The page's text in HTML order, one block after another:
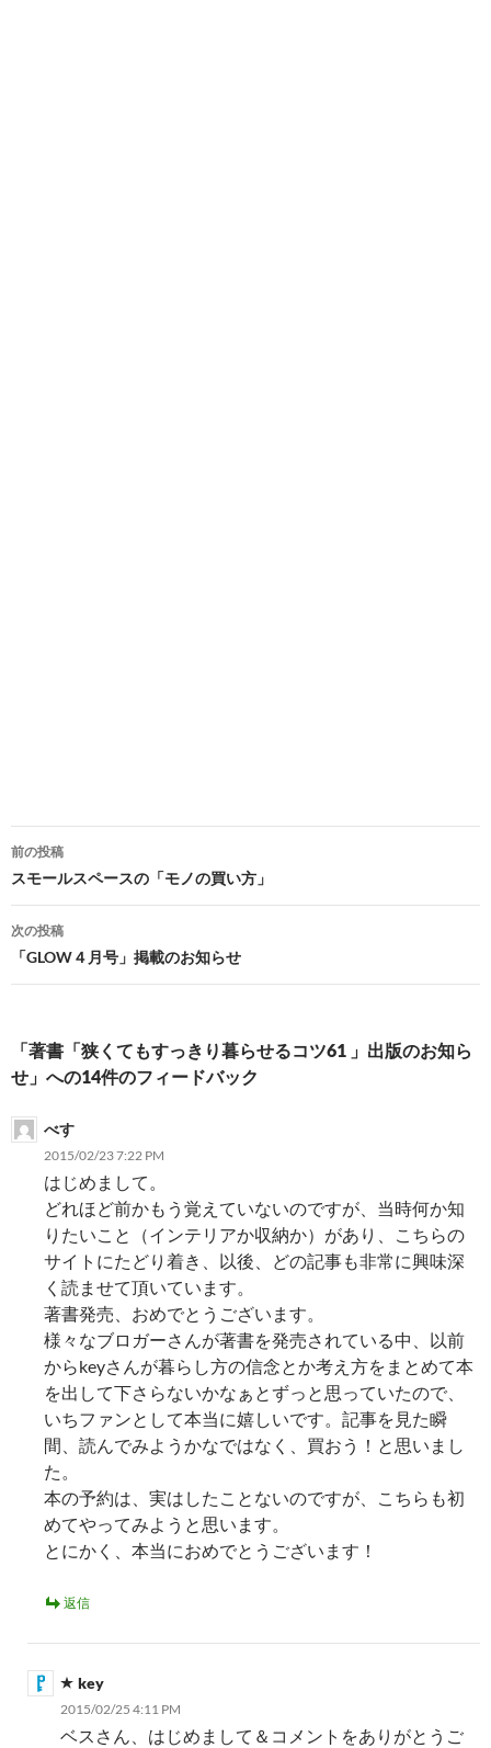
投
稿
ナ
ビ
ー
シ
ョ
ン
前の投稿
スモールスペースの「モノの買い方」
次の投稿
「GLOW４月号」掲載のお知らせ
「著書「狭くてもすっきり暮らせるコツ61 」出版のお知ら
せ」への14件のフィードバック
べす
2015/02/23 7:22 PM
はじめまして。
どれほど前かもう覚えていないのですが、当時何か知
りたいこと（インテリアか収納か）があり、こちらの
サイトにたどり着き、以後、どの記事も非常に興味深
く読ませて頂いています。
著書発売、おめでとうございます。
様々なブロガーさんが著書を発売されている中、以前
からkeyさんが暮らし方の信念とか考え方をまとめて本
を出して下さらないかなぁとずっと思っていたので、
いちファンとして本当に嬉しいです。記事を見た瞬
間、読んでみようかなではなく、買おう！と思いまし
た。
本の予約は、実はしたことないのですが、こちらも初
めてやってみようと思います。
とにかく、本当におめでとうございます！
返信
key
2015/02/25 4:11 PM
ベスさん、はじめまして＆コメントをありがとうご